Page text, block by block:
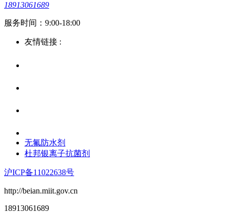
18913061689
服务时间：9:00-18:00
友情链接 :
无氟防水剂
杜邦银离子抗菌剂
沪ICP备11022638号
http://beian.miit.gov.cn
18913061689